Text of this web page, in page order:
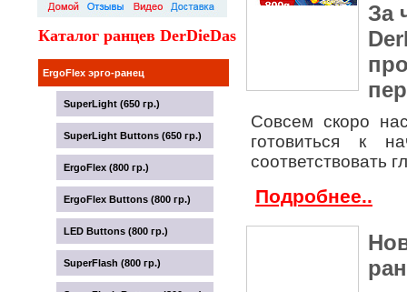
Каталог ранцев DerDieDas
ErgoFlex эрго-ранец
SuperLight (650 гр.)
SuperLight Buttons (650 гр.)
ErgoFlex (800 гр.)
ErgoFlex Buttons (800 гр.)
LED Buttons (800 гр.)
SuperFlash (800 гр.)
За
Совсем скоро
готовиться к
соответствовать
Подробнее..